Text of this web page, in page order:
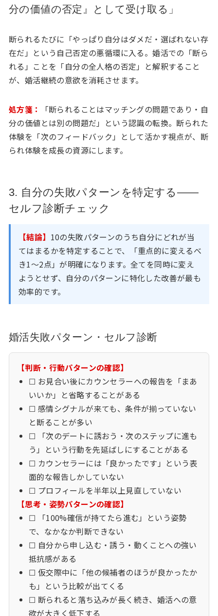
分の価値の否定』として受け取る」
断られるたびに「やっぱり自分はダメだ・選ばれない存
在だ」という自己否定の悪循環に入る。婚活での「断ら
れる」ことを「自分の全人格の否定」と解釈すること
が、婚活継続の意欲を消耗させます。
処方箋：
「断られることはマッチングの問題であり・自
分の価値とは別の問題だ」という認識の転換。断られた
体験を「次のフィードバック」として活かす視点が、断
られ体験を成長の資源にします。
3. 自分の失敗パターンを特定する——
セルフ診断チェック
【結論】 10の失敗パターンのうち自分にどれが当
てはまるかを特定することで、「重点的に変えるべ
き1〜2点」が明確になります。全てを同時に変え
ようとせず、自分のパターンに特化した改善が最も
効率的です。
婚活失敗パターン・セルフ診断
【判断・行動パターンの確認】
☐ お見合い後にカウンセラーへの報告を「まあ
いいか」と省略することがある
☐ 感情シグナルが来ても、条件が揃っていない
と断ることが多い
☐ 「次のデートに誘おう・次のステップに進も
う」という行動を先延ばしにすることがある
☐ カウンセラーには「良かったです」という表
面的な報告しかしていない
☐ プロフィールを半年以上見直していない
【思考・姿勢パターンの確認】
☐ 「100%確信が持てたら進む」という姿勢
で、なかなか判断できない
☐ 自分から申し込む・誘う・動くことへの強い
抵抗感がある
☐ 仮交際中に「他の候補者のほうが良かったか
も」という比較が出てくる
☐ 断られると落ち込みが長く続き、婚活への意
欲が大きく低下する